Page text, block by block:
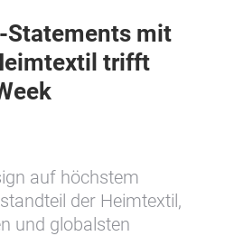
Statements mit
trifft
auf höchstem
der Heimtextil,
und globalsten